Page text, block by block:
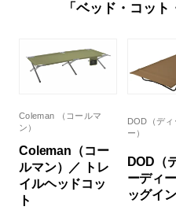
「ベッド・コッ
Coleman （コールマ
ン）
Coleman（コー
ルマン）／ トレ
イルヘッドコッ
ト
DOD（ディ
ー）
DOD（
ーディ
ッグイ